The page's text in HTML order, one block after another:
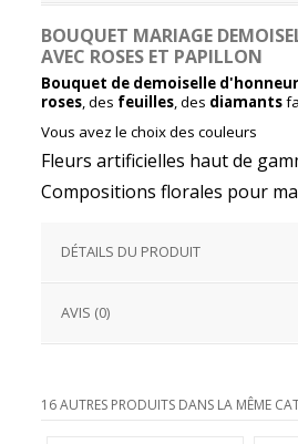
BOUQUET MARIAGE
AVEC ROSES ET PAPILLON
Bouquet de demoiselle d'honneur
roses, des feuilles, des diamants
Vous avez le choix des couleurs
Fleurs artificielles haut de
Compositions florales pour
DÉTAILS DU PRODUIT
AVIS (0)
16 AUTRES PRODUITS DANS LA MÊME